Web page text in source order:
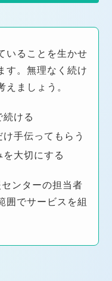
いることを生かせ
す。無理なく続け
えましょう。
続ける
手伝ってもらう
大切にする
ンターの担当者
囲でサービスを組